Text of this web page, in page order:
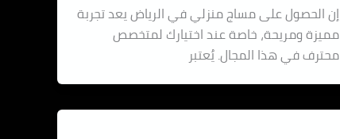
إن الحصول على مساج منزلي في الرياض يعد تجربة
مميزة ومريحة، خاصة عند اختيارك لمتخصص
محترف في هذا المجال. يُعتبر